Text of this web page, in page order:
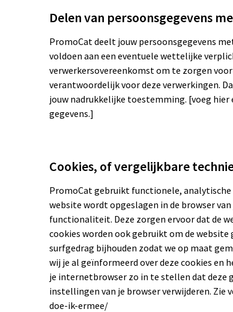
Delen van persoonsgegevens
PromoCat deelt jouw persoonsgegevens
voldoen aan een eventuele wettelijke
verwerkersovereenkomst om te zorgen
verantwoordelijk voor deze verwerkingen.
jouw nadrukkelijke toestemming. [voeg
gegevens.]
Cookies, of vergelijkbare
PromoCat gebruikt functionele, analytische
website wordt opgeslagen in de browser
functionaliteit. Deze zorgen ervoor dat de
cookies worden ook gebruikt om de
surfgedrag bijhouden zodat we op maat
wij je al geïnformeerd over deze cookies en
je internetbrowser zo in te stellen dat deze
instellingen van je browser verwijderen.
doe-ik-ermee/